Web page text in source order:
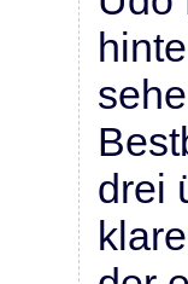
drei